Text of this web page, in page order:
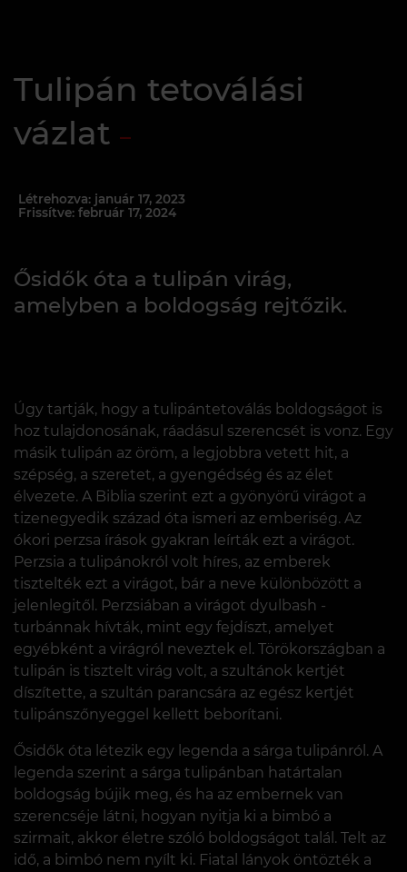
Tulipán tetoválási
vázlat
Létrehozva: január 17, 2023
Frissítve: február 17, 2024
Ősidők óta a tulipán virág,
amelyben a boldogság rejtőzik.
Úgy tartják, hogy a tulipántetoválás boldogságot is
hoz tulajdonosának, ráadásul szerencsét is vonz. Egy
másik tulipán az öröm, a legjobbra vetett hit, a
szépség, a szeretet, a gyengédség és az élet
élvezete. A Biblia szerint ezt a gyönyörű virágot a
tizenegyedik század óta ismeri az emberiség. Az
ókori perzsa írások gyakran leírták ezt a virágot.
Perzsia a tulipánokról volt híres, az emberek
tisztelték ezt a virágot, bár a neve különbözött a
jelenlegitől. Perzsiában a virágot dyulbash -
turbánnak hívták, mint egy fejdíszt, amelyet
egyébként a virágról neveztek el. Törökországban a
tulipán is tisztelt virág volt, a szultánok kertjét
díszítette, a szultán parancsára az egész kertjét
tulipánszőnyeggel kellett beborítani.
Ősidők óta létezik egy legenda a sárga tulipánról. A
legenda szerint a sárga tulipánban határtalan
boldogság bújik meg, és ha az embernek van
szerencséje látni, hogyan nyitja ki a bimbó a
szirmait, akkor életre szóló boldogságot talál. Telt az
idő, a bimbó nem nyílt ki. Fiatal lányok öntözték a